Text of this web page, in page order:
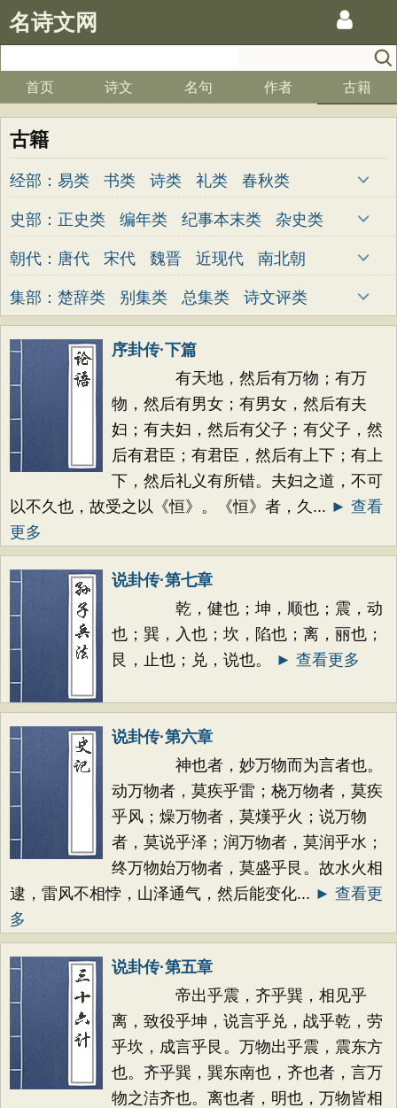
名诗文网
首页 诗文 名句 作者 古籍
古籍
经部： 易类 书类 诗类 礼类
春秋类
孝经类
五经总义类 四书类
乐类
史部： 正史类 编年类 纪事本末类
杂史类
别史类
诏令奏议类 传记类 史钞类
朝代： 唐代 宋代 魏晋 近现代
南北朝
清代
明代 元代 两汉 五代
先秦
金朝
隋代 未知
集部： 楚辞类 别集类 总集类
诗文评类
词曲类
序卦传·下篇
有天地，然后有万物；有万
物，然后有男女；有男女，然后有夫
妇；有夫妇，然后有父子；有父子，然
后有君臣；有君臣，然后有上下；有上
下，然后礼义有所错。夫妇之道，不可
以不久也，故受之以《恒》。《恒》者，久... ► 查看
更多
说卦传·第七章
乾，健也；坤，顺也；震，动
也；巽，入也；坎，陷也；离，丽也；
艮，止也；兑，说也。
► 查看更多
说卦传·第六章
神也者，妙万物而为言者也。
动万物者，莫疾乎雷；桡万物者，莫疾
乎风；燥万物者，莫熯乎火；说万物
者，莫说乎泽；润万物者，莫润乎水；
终万物始万物者，莫盛乎艮。故水火相
逮，雷风不相悖，山泽通气，然后能变化... ► 查看更
多
说卦传·第五章
帝出乎震，齐乎巽，相见乎
离，致役乎坤，说言乎兑，战乎乾，劳
乎坎，成言乎艮。万物出乎震，震东方
也。齐乎巽，巽东南也，齐也者，言万
物之洁齐也。离也者，明也，万物皆相